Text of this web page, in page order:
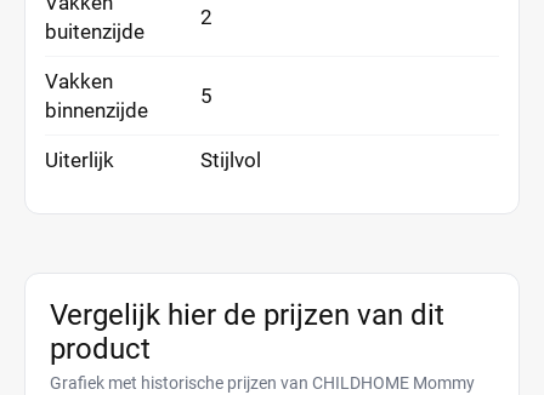
buitenzijde
2
Vakken
binnenzijde
5
Uiterlijk Stijlvol
Vergelijk hier de prijzen van dit
product
Grafiek met historische prijzen van CHILDHOME Mommy